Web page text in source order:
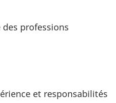
professions
et responsabilités